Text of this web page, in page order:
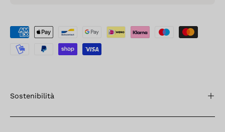
Sostenibilità